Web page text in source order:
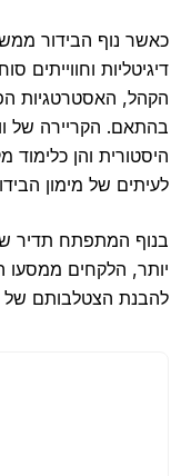
נוף הבידור ממשיך
וחווייתים
האסטרטגיות
הקריירה של וויין
והן כלימוד מקרה
של מימון הבידור.
המתפתח תדיר של לאס
הלקחים ממסעו
הצטלבותם של מופע